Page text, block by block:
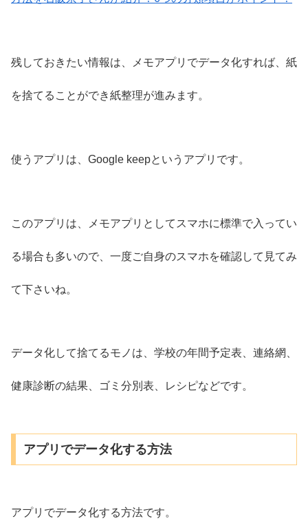
残しておきたい情報は、メモアプリでデータ化すれば、紙
を捨てることができ紙整理が進みます。
使うアプリは、Google keepというアプリです。
このアプリは、メモアプリとしてスマホに標準で入ってい
る場合も多いので、一度ご自身のスマホを確認して見てみ
て下さいね。
データ化して捨てるモノは、学校の年間予定表、連絡網、
健康診断の結果、ゴミ分別表、レシピなどです。
アプリでデータ化する方法
アプリでデータ化する方法です。